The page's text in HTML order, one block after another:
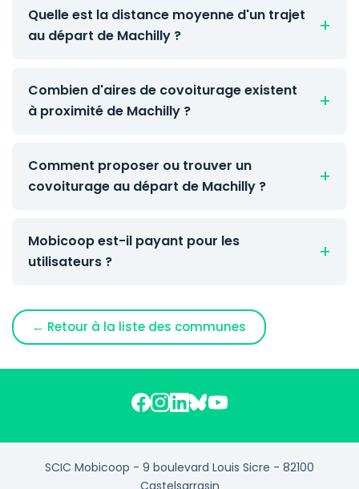
Quelle est la distance moyenne d'un trajet
au départ de Machilly ?
Combien d'aires de covoiturage existent
à proximité de Machilly ?
Comment proposer ou trouver un
covoiturage au départ de Machilly ?
Mobicoop est-il payant pour les
utilisateurs ?
← Retour à la liste des communes
SCIC Mobicoop - 9 boulevard Louis Sicre - 82100
Castelsarrasin